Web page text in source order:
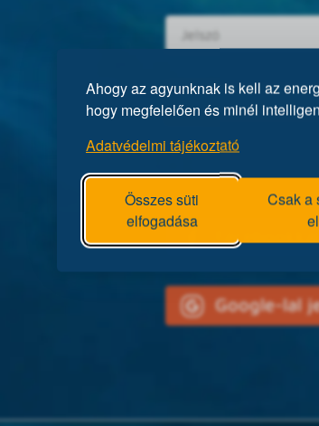
Ahogy az agyunknak is kell az
hogy megfelelően és minél
Adatvédelmi tájékoztató
Összes süti
elfogadása
Csak a
Google-lal